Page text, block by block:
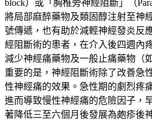
block）或「胸椎旁神經阻斷」（
將局部麻醉藥物及類固醇注射至神
號傳遞，也有助於減輕神經發炎反
經阻斷術的患者，在介入後四週內
減少神經痛藥物及一般止痛藥物（
重要的是，神經阻斷術除了改善急
性神經痛的效果。急性期的劇烈疼
進而導致慢性神經痛的危險因子，
著降低三至六個月後發展為皰疹後